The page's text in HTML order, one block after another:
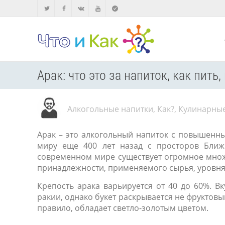
Арак: что это за напиток, как
Алкогольные напитки, Как?,
Арак – это алкогольный напиток с
миру еще 400 лет назад с просторов
современном мире существует огромное
принадлежности, применяемого сырья,
Крепость арака варьируется от 40 до 60%.
ракии, однако букет раскрывается не
правило, обладает светло-золотым цветом.